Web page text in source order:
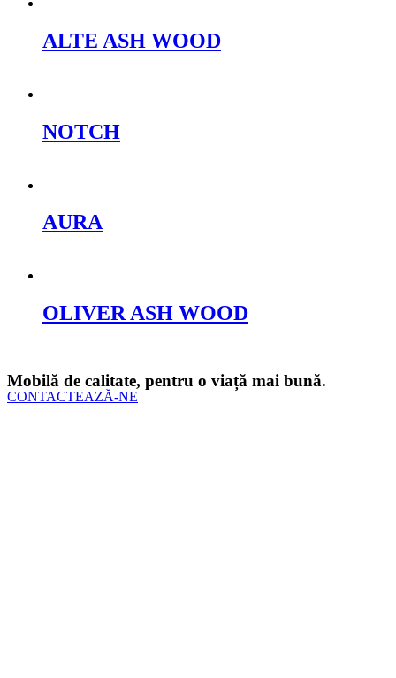
ALTE ASH WOOD
NOTCH
AURA
OLIVER ASH WOOD
Mobilă de calitate, pentru o viață mai bună.
CONTACTEAZĂ-NE